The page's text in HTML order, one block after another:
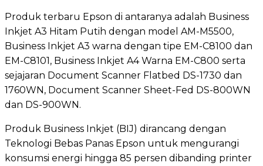
Produk terbaru Epson di antaranya adalah Business
Inkjet A3 Hitam Putih dengan model AM-M5500,
Business Inkjet A3 warna dengan tipe EM-C8100 dan
EM-C8101, Business Inkjet A4 Warna EM-C800 serta
sejajaran Document Scanner Flatbed DS-1730 dan
1760WN, Document Scanner Sheet-Fed DS-800WN
dan DS-900WN.
Produk Business Inkjet (BIJ) dirancang dengan
Teknologi Bebas Panas Epson untuk mengurangi
konsumsi energi hingga 85 persen dibanding printer